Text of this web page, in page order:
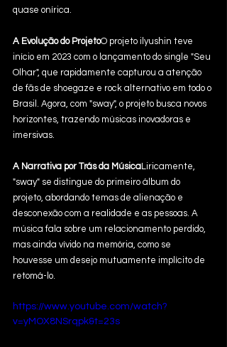
quase onírica.
A Evolução do ProjetoO projeto ilyushin teve
início em 2023 com o lançamento do single "Seu
Olhar", que rapidamente capturou a atenção
de fãs de shoegaze e rock alternativo em todo o
Brasil. Agora, com "sway", o projeto busca novos
horizontes, trazendo músicas inovadoras e
imersivas.
A Narrativa por Trás da MúsicaLiricamente,
"sway" se distingue do primeiro álbum do
projeto, abordando temas de alienação e
desconexão com a realidade e as pessoas. A
música fala sobre um relacionamento perdido,
mas ainda vívido na memória, como se
houvesse um desejo mutuamente implícito de
retomá-lo.
https://www.youtube.com/watch?
v=yMOX8NSrqpk&t=23s